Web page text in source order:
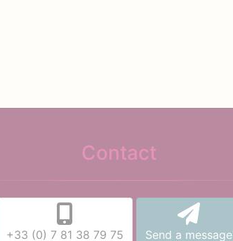
Contact
+33 (0) 7 81 38 79 75 Send a message